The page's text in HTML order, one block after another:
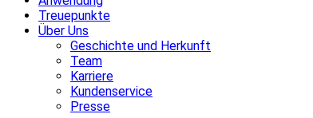
Treuepunkte
Über Uns
Geschichte und Herkunft
Team
Karriere
Kundenservice
Presse